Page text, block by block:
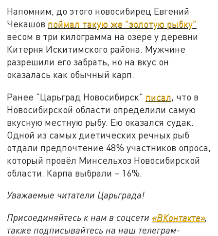
Напомним, до этого новосибирец Евгений
Чекашов поймал такую же "золотую рыбку"
весом в три килограмма на озере у деревни
Китерня Искитимского района. Мужчине
разрешили его забрать, но на вкус он
оказалась как обычный карп.
Ранее "Царьград Новосибирск" писал , что в
Новосибирской области определили самую
вкусную местную рыбу. Ею оказался судак.
Одной из самых диетических речных рыб
отдали предпочтение 48% участников опроса,
который провёл Минсельхоз Новосибирской
области. Карпа выбрали – 16%.
Уважаемые читатели Царьграда!
Присоединяйтесь к нам в соцсети «ВКонтакте»,
также подписывайтесь на наш телеграм-